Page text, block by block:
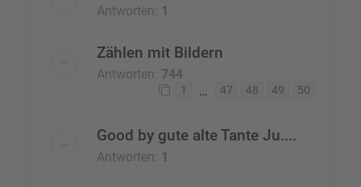
Antworten: 1
Zählen mit Bildern
Antworten: 744
1 … 47 48 49 50
Good by gute alte Tante Ju....
Antworten: 1